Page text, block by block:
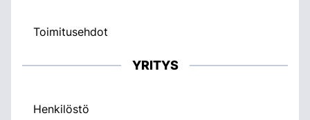
Toimitusehdot
YRITYS
Henkilöstö